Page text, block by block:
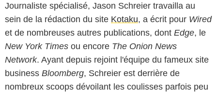
Journaliste spécialisé, Jason Schreier travailla au
sein de la rédaction du site Kotaku, a écrit pour Wired
et de nombreuses autres publications, dont Edge, le
New York Times ou encore The Onion News
Network. Ayant depuis rejoint l'équipe du fameux site
business Bloomberg, Schreier est derrière de
nombreux scoops dévoilant les coulisses parfois peu